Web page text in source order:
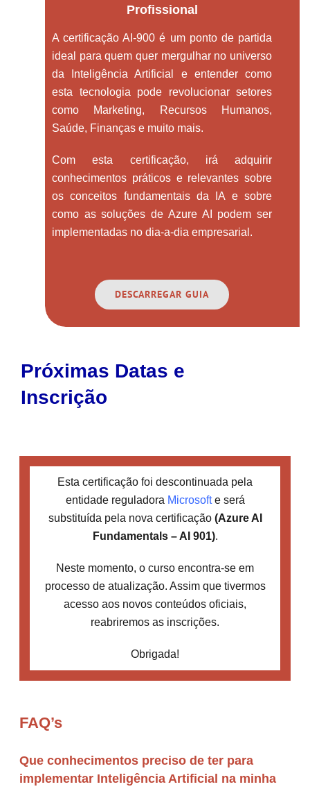
Profissional
A certificação AI-900 é um ponto de partida
ideal para quem quer mergulhar no universo
da Inteligência Artificial e entender como
esta tecnologia pode revolucionar setores
como Marketing, Recursos Humanos,
Saúde, Finanças e muito mais.
Com esta certificação, irá adquirir
conhecimentos práticos e relevantes sobre
os conceitos fundamentais da IA e sobre
como as soluções de Azure AI podem ser
implementadas no dia-a-dia empresarial.
DESCARREGAR GUIA
Próximas Datas e
Inscrição
Esta certificação foi descontinuada pela
entidade reguladora Microsofte será
substituída pela nova certificação (Azure AI
Fundamentals – AI 901).
Neste momento, o curso encontra-se em
processo de atualização. Assim que tivermos
acesso aos novos conteúdos oficiais,
reabriremos as inscrições.
Obrigada!
FAQ’s
Que conhecimentos preciso de ter para
implementar Inteligência Artificial na minha